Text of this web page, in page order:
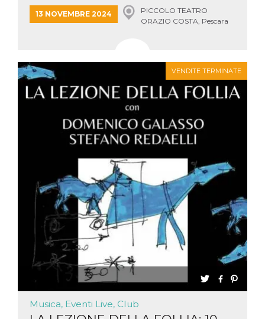
13 NOVEMBRE 2024
PICCOLO TEATRO
ORAZIO COSTA, Pescara
VENDITE TERMINATE
Musica, Eventi Live, Club